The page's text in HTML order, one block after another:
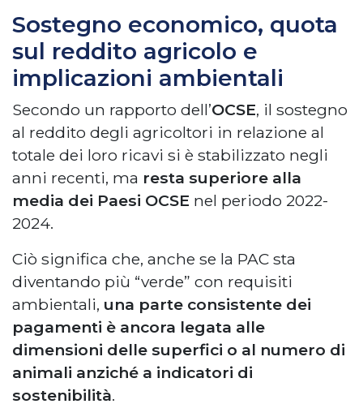
Sostegno economico, quota
sul reddito agricolo e
implicazioni ambientali
Secondo un rapporto dell’OCSE, il sostegno
al reddito degli agricoltori in relazione al
totale dei loro ricavi si è stabilizzato negli
anni recenti, ma resta superiore alla
media dei Paesi OCSE nel periodo 2022-
2024.
Ciò significa che, anche se la PAC sta
diventando più “verde” con requisiti
ambientali, una parte consistente dei
pagamenti è ancora legata alle
dimensioni delle superfici o al numero di
animali anziché a indicatori di
sostenibilità.